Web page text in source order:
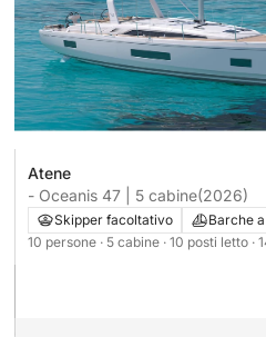
Atene
- Oceanis 47 | 5 cabine(2026)
Skipper facoltativo
Barche
10 persone · 5 cabine · 10 posti letto ·